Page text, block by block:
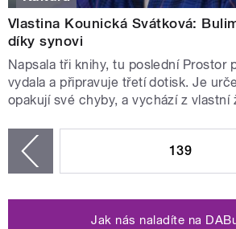
Vlastina Kounická Svátková:
díky synovi
Napsala tři knihy, tu poslední Prostor
vydala a připravuje třetí dotisk. Je
opakují své chyby, a vychází z vlastní
139
Jak nás naladíte na